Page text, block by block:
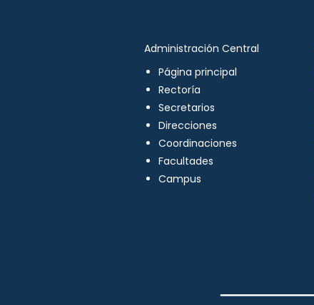
Administración Central
Página principal
Rectoría
Secretarios
Direcciones
Coordinaciones
Facultades
Campus